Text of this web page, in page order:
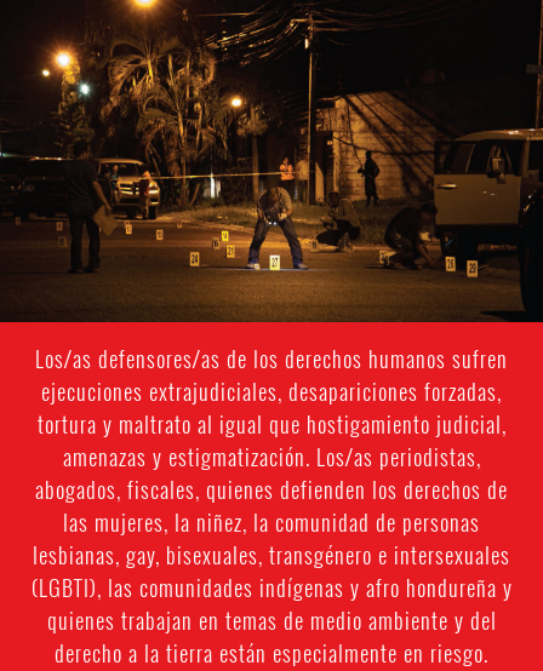
#Honduras-
general-
context.jpg
Los/as defensores/as de los derechos humanos sufren
ejecuciones extrajudiciales, desapariciones forzadas,
tortura y maltrato al igual que hostigamiento judicial,
amenazas y estigmatización. Los/as periodistas,
abogados, fiscales, quienes defienden los derechos de
las mujeres, la niñez, la comunidad de personas
lesbianas, gay, bisexuales, transgénero e intersexuales
(LGBTI), las comunidades indígenas y afro hondureña y
quienes trabajan en temas de medio ambiente y del
derecho a la tierra están especialmente en riesgo.